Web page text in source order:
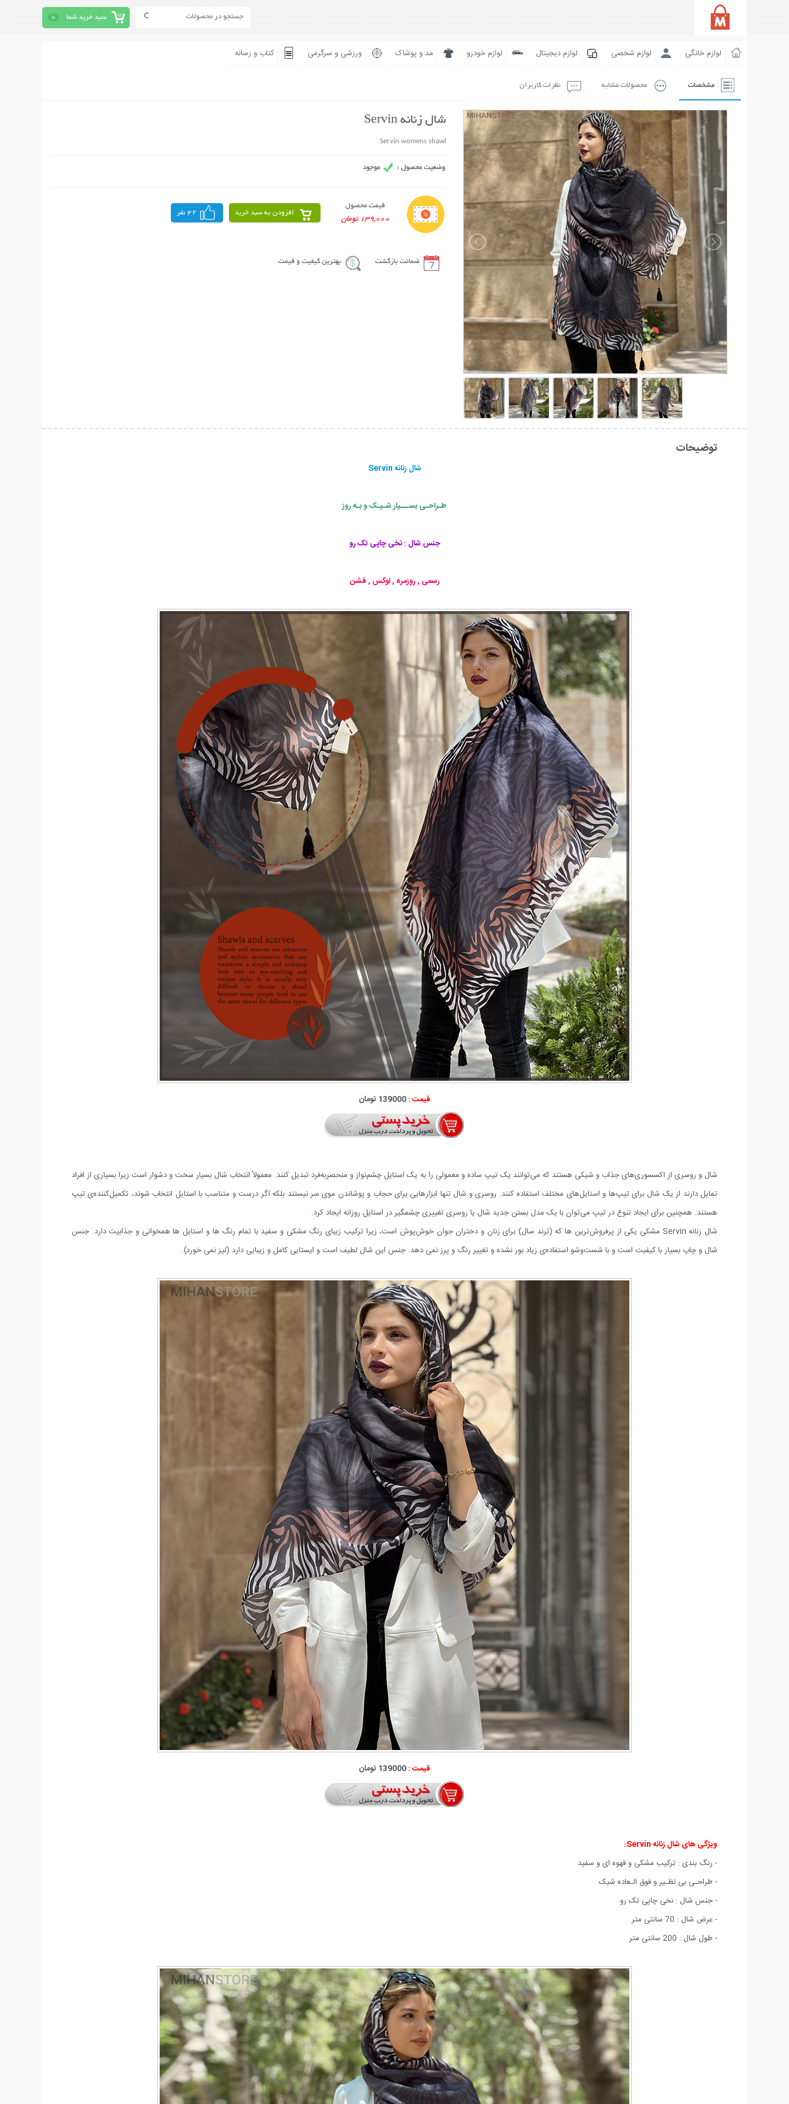
سبد خرید شما 0
لوازم خانگی لوازم شخصی لوازم دیجیتال لوازم خودرو مد و پوشاک ورزشی و سرگرمی کتاب و رسانه
مشخصات محصولات مشابه نظرات کاربران
شال زنانه Servin
Servin womens shawl
قیمت محصول
139,000 تومان
افزودن به سبد خرید 42 نفر
ضمانت بازگشت بهترین کیفیت و قیمت
توضیحات
شال زنانه Servin
طـراحـی بســـیار شـیـک و بـه روز
جنس شال : نخی چاپی تک رو
رسمی , روزمره , لوکس , فشن
قیمت :139000 تومان
شال و روسری از اکسسوری‌های جذاب و شیکی هستند که می‌توانند یک تیپ ساده و معمولی را به یک استایل چشم‌نواز و منحصربه‌فرد تبدیل کنند. معمولاً انتخاب شال بسیار سخت و دشوار است زیرا بسیاری از افراد
تمایل دارند از یک شال برای تیپ‌ها و استایل‌های مختلف استفاده کنند. روسری و شال تنها ابزارهایی برای حجاب و پوشاندن موی سر نیستند بلکه اگر درست و متناسب با استایل انتخاب شوند، تکمیل‌کننده‌ی تیپ
هستند. همچنین برای ایجاد تنوع در تیپ می‌توان با یک مدل بستن جدید شال یا روسری تغییری چشمگیر در استایل روزانه ایجاد کرد.
شال زنانه Servin مشکی یکی از پرفروش‌ترین ها که (ترند سال) برای زنان و دختران جوان خوش‌پوش است، زیرا ترکیب زیبای رنگ مشکی و سفید با تمام رنگ ها و استایل ها همخوانی و جذابیت دارد. جنس
شال و چاپ بسیار با کیفیت است و با شست‌وشو استفاده‌ی زیاد بور نشده و تغییر رنگ و پرز نمی دهد. جنس این شال لطیف است و ایستایی کامل و زیبایی دارد (لیز نمی خورد).
قیمت :139000 تومان
ویژگی های شال زنانه Servin:
- رنگ بندی : ترکیب مشکی و قهوه ای و سفید
- طراحـی بی نظـیر و فوق الـعاده شیک
- جنس شال : نخی چاپی تک رو
- عرض شال : 70 سانتی متر
- طول شال : 200 سانتی متر